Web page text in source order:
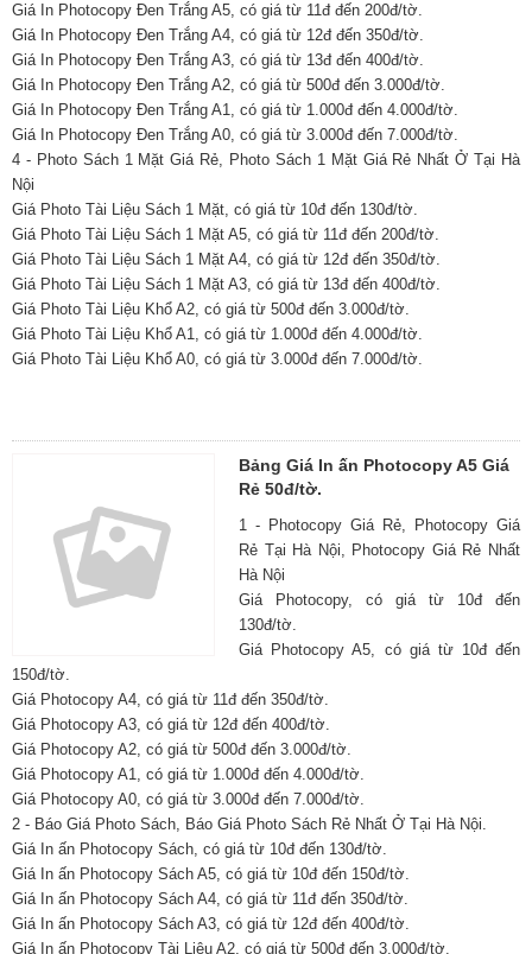
Giá In Photocopy Đen Trắng A5, có giá từ 11đ đến 200đ/tờ.
Giá In Photocopy Đen Trắng A4, có giá từ 12đ đến 350đ/tờ.
Giá In Photocopy Đen Trắng A3, có giá từ 13đ đến 400đ/tờ.
Giá In Photocopy Đen Trắng A2, có giá từ 500đ đến 3.000đ/tờ.
Giá In Photocopy Đen Trắng A1, có giá từ 1.000đ đến 4.000đ/tờ.
Giá In Photocopy Đen Trắng A0, có giá từ 3.000đ đến 7.000đ/tờ.
4 - Photo Sách 1 Mặt Giá Rẻ, Photo Sách 1 Mặt Giá Rẻ Nhất Ở Tại Hà
Nội
Giá Photo Tài Liệu Sách 1 Mặt, có giá từ 10đ đến 130đ/tờ.
Giá Photo Tài Liệu Sách 1 Mặt A5, có giá từ 11đ đến 200đ/tờ.
Giá Photo Tài Liệu Sách 1 Mặt A4, có giá từ 12đ đến 350đ/tờ.
Giá Photo Tài Liệu Sách 1 Mặt A3, có giá từ 13đ đến 400đ/tờ.
Giá Photo Tài Liệu Khổ A2, có giá từ 500đ đến 3.000đ/tờ.
Giá Photo Tài Liệu Khổ A1, có giá từ 1.000đ đến 4.000đ/tờ.
Giá Photo Tài Liệu Khổ A0, có giá từ 3.000đ đến 7.000đ/tờ.
Bảng Giá In ấn Photocopy A5 Giá
Rẻ 50đ/tờ.
1 - Photocopy Giá Rẻ, Photocopy Giá
Rẻ Tại Hà Nội, Photocopy Giá Rẻ Nhất
Hà Nội
Giá Photocopy, có giá từ 10đ đến
130đ/tờ.
Giá Photocopy A5, có giá từ 10đ đến
150đ/tờ.
Giá Photocopy A4, có giá từ 11đ đến 350đ/tờ.
Giá Photocopy A3, có giá từ 12đ đến 400đ/tờ.
Giá Photocopy A2, có giá từ 500đ đến 3.000đ/tờ.
Giá Photocopy A1, có giá từ 1.000đ đến 4.000đ/tờ.
Giá Photocopy A0, có giá từ 3.000đ đến 7.000đ/tờ.
2 - Báo Giá Photo Sách, Báo Giá Photo Sách Rẻ Nhất Ở Tại Hà Nội.
Giá In ấn Photocopy Sách, có giá từ 10đ đến 130đ/tờ.
Giá In ấn Photocopy Sách A5, có giá từ 10đ đến 150đ/tờ.
Giá In ấn Photocopy Sách A4, có giá từ 11đ đến 350đ/tờ.
Giá In ấn Photocopy Sách A3, có giá từ 12đ đến 400đ/tờ.
Giá In ấn Photocopy Tài Liệu A2, có giá từ 500đ đến 3.000đ/tờ.